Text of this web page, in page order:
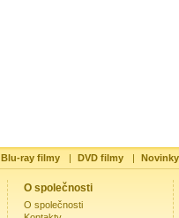
Blu-ray filmy | DVD filmy |
O společnosti
O společnosti